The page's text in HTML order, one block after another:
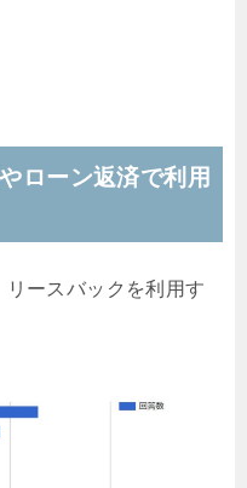
ローン返済で利用
ースバックを利用す